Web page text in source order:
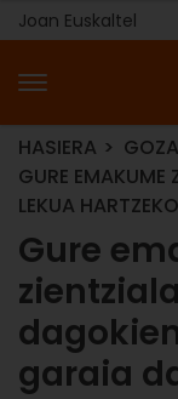
Joan Euskaltel
HASIERA
GURE EMAKUME
LEKUA
Gure
garaia